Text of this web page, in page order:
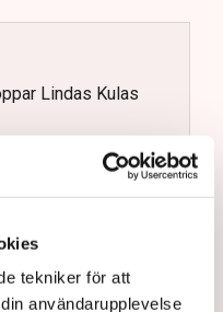
tekniker för att
användarupplevelse
Lindas Kulas
markis med
för otydlig